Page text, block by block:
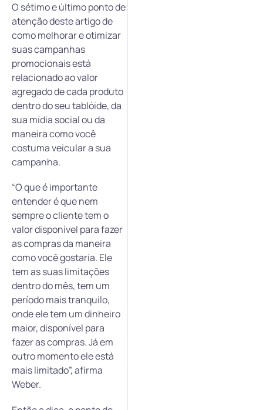
O sétimo e último ponto de
atenção deste artigo de
como melhorar e otimizar
suas campanhas
promocionais está
relacionado ao valor
agregado de cada produto
dentro do seu tablóide, da
sua mídia social ou da
maneira como você
costuma veicular a sua
campanha.
“O que é importante
entender é que nem
sempre o cliente tem o
valor disponível para fazer
as compras da maneira
como você gostaria. Ele
tem as suas limitações
dentro do mês, tem um
período mais tranquilo,
onde ele tem um dinheiro
maior, disponível para
fazer as compras. Já em
outro momento ele está
mais limitado”, afirma
Weber.